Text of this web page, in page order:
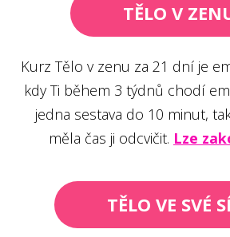
TĚLO V
Kurz Tělo v zenu za 21 dní je
kdy Ti během 3 týdnů chodí
jedna sestava do 10 minut,
měla čas ji odcvičit. Lze
TĚLO VE SVÉ